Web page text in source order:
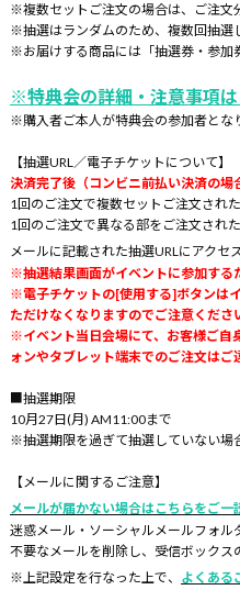
※複数セットご注文の場合は、ご注文
※抽選はランダムのため、複数回抽選
※お届けする商品には「抽選券・参加
※特典会の詳細・注意事項は
※購入者ご本人が特典会の参加者とな
【抽選URL／電子チケットについて】
決済完了後（コンビニ前払い決済の場
1回のご注文で複数セットご注文され
1回のご注文で異なる部をご注文され
メールに記載された抽選URLにアクセ
※抽選結果画面がイベントに参加する
※電子チケットの[使用する]ボタンは
ただけなくなりますのでご注意くださ
※イベント当日会場にて、お客様ご自
ォンやタブレット端末でのご注文はご
■抽選期限
10月27日(月) AM11:00まで
※抽選期限を過ぎて抽選していない場
【メールに関するご注意】
メールが届かない場合はこちらをご一
迷惑メール・ソーシャルメールフォル
不要なメールを削除し、受信ボックス
※上記設定を行なった上で、 よくある